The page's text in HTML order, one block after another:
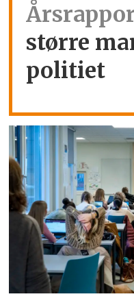
større
politiet